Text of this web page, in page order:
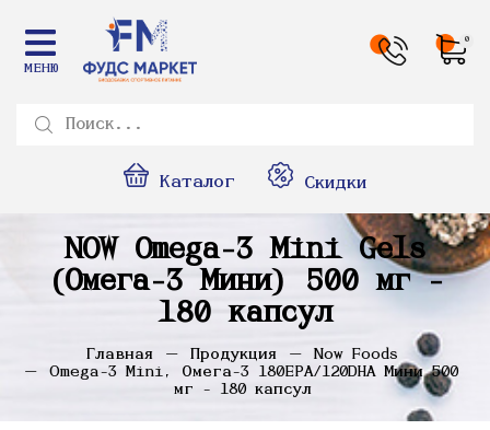
МЕНЮ
0
Каталог Скидки
NOW Omega-3 Mini Gels
(Омега-3 Мини) 500 мг -
180 капсул
Главная Продукция
Now Foods
Omega-3 Mini, Омега-3 180EPA/120DHA Мини 500
мг - 180 капсул